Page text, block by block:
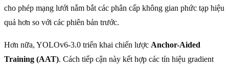
cho phép mạng lưới nắm bắt các phân cấp không gian phức tạp hiệu
quả hơn so với các phiên bản trước.
Hơn nữa, YOLOv6-3.0 triển khai chiến lược Anchor-Aided
Training (AAT). Cách tiếp cận này kết hợp các tín hiệu gradient